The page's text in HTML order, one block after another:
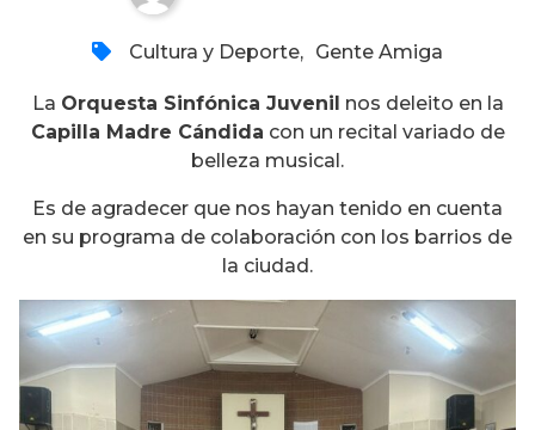
Cultura y Deporte, Gente Amiga
La Orquesta Sinfónica Juvenil nos deleito en la
Capilla Madre Cándida con un recital variado de
belleza musical.
Es de agradecer que nos hayan tenido en cuenta
en su programa de colaboración con los barrios de
la ciudad.